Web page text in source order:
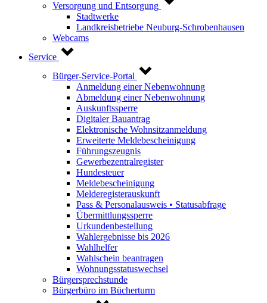
Versorgung und Entsorgung
Stadtwerke
Landkreisbetriebe Neuburg-Schrobenhausen
Webcams
Service
Bürger-Service-Portal
Anmeldung einer Nebenwohnung
Abmeldung einer Nebenwohnung
Auskunftssperre
Digitaler Bauantrag
Elektronische Wohnsitzanmeldung
Erweiterte Meldebescheinigung
Führungszeugnis
Gewerbezentralregister
Hundesteuer
Meldebescheinigung
Melderegisterauskunft
Pass & Personalausweis • Statusabfrage
Übermittlungssperre
Urkundenbestellung
Wahlergebnisse bis 2026
Wahlhelfer
Wahlschein beantragen
Wohnungsstatuswechsel
Bürgersprechstunde
Bürgerbüro im Bücherturm